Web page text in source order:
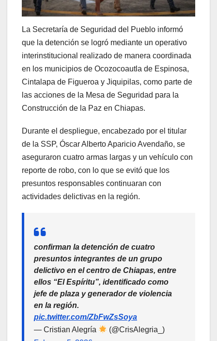
La Secretaría de Seguridad del Pueblo informó
que la detención se logró mediante un operativo
interinstitucional realizado de manera coordinada
en los municipios de Ocozocoautla de Espinosa,
Cintalapa de Figueroa y Jiquipilas, como parte de
las acciones de la Mesa de Seguridad para la
Construcción de la Paz en Chiapas.
Durante el despliegue, encabezado por el titular
de la SSP, Óscar Alberto Aparicio Avendaño, se
aseguraron cuatro armas largas y un vehículo con
reporte de robo, con lo que se evitó que los
presuntos responsables continuaran con
actividades delictivas en la región.
confirman la detención de cuatro
presuntos integrantes de un grupo
delictivo en el centro de Chiapas, entre
ellos “El Espíritu”, identificado como
jefe de plaza y generador de violencia
en la región.
pic.twitter.com/ZbFwZsSoya
— Cristian Alegría
(@CrisAlegria_)